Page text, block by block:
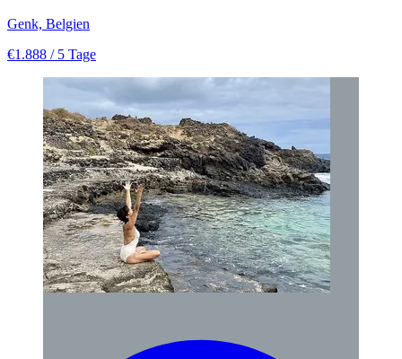
Genk, Belgien
€1.888 / 5 Tage